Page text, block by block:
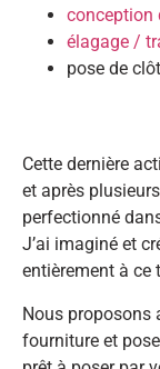
conception
élagage /
pose de
Cette dernière
et après
perfectionné
J’ai imaginé et
entièrement à ce
Nous proposons
fourniture et